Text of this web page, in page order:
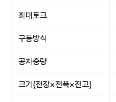
최대토크
구동방식
공차중량
크기(전장×전폭×전고)